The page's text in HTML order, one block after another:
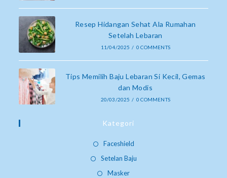
Resep Hidangan Sehat Ala Rumahan
Setelah Lebaran
11/04/2025 / 0 COMMENTS
Tips Memilih Baju Lebaran Si Kecil, Gemas
dan Modis
20/03/2025 / 0 COMMENTS
Kategori
Faceshield
Setelan Baju
Masker